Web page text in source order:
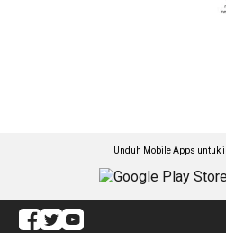
Unduh Mobile Apps untuk